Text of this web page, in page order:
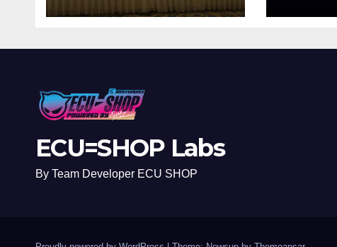
ECU=SHOP Labs
By Team Developer ECU SHOP